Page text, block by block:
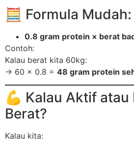
🧮 Formula Mudah:
0.8 gram protein × berat
Contoh:
Kalau berat kita 60kg:
→ 60 × 0.8 = 48 gram protein
💪 Kalau Aktif atau
Berat?
Kalau kita: